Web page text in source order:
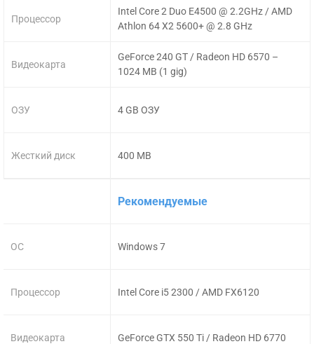
Процессор
Видеокарта
ОЗУ
Жесткий диск
Intel Core 2 Duo E4500 @ 2.2GHz / AMD
Athlon 64 X2 5600+ @ 2.8 GHz
GeForce 240 GT / Radeon HD 6570 –
1024 MB (1 gig)
4 GB ОЗУ
400 MB
ОС
Процессор
Видеокарта
Рекомендуемые
Windows 7
Intel Core i5 2300 / AMD FX6120
GeForce GTX 550 Ti / Radeon HD 6770